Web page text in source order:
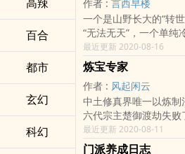
百合
都市
玄幻
科幻
知的活下去ＰＳ：强烈
很好看
各位书友要是觉得《
记向您群和微博里的朋
者：血红享受阅读 享
一杯下午茶 一本好书
来的美好时光从现在开
作者 : 言西早楼
一个是山野长大的“转
“无法无天”，一个单纯
人陷害，无辜作了恶人
恶人二字，演绎至贯
在敌人一片鬼哭狼嚎
人传奇。老楼开新书了
号，正在冲新书榜，
留着啊！！另外推荐
凡》，书号是，兄弟们
各位书友要是觉得《
最近更新 2020-08-16
炼宝专家
作者 : 风起闲云
中土修真界唯一以炼
六代宗主楚御渡劫失
皆黯然，只叹世间再
楚御在大灭绝五行神
最近更新 2020-08-11
门派养成日志